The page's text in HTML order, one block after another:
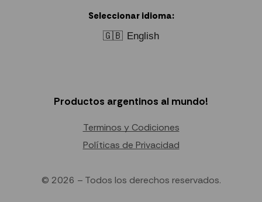
Seleccionar idioma:
🇬🇧 English
Productos argentinos al mundo!
Terminos y Codiciones
Políticas de Privacidad
© 2026 – Todos los derechos reservados.